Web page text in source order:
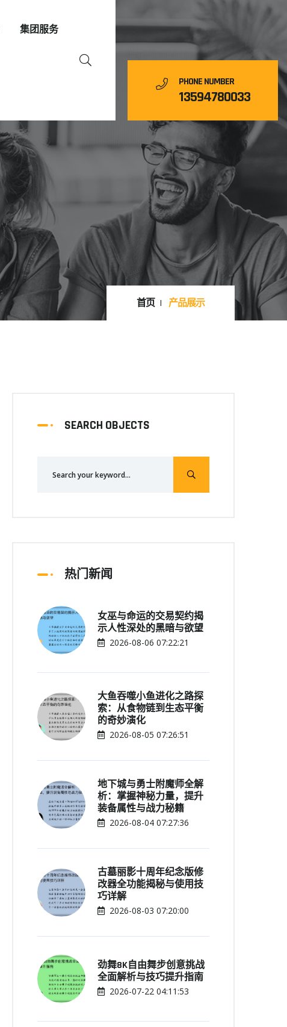
集团服务
PHONE NUMBER
13594780033
首页 产品展示
SEARCH OBJECTS
热门新闻
女巫与命运的交易契约揭
示人性深处的黑暗与欲望
2026-08-06 07:22:21
大鱼吞噬小鱼进化之路探
索：从食物链到生态平衡
的奇妙演化
2026-08-05 07:26:51
地下城与勇士附魔师全解
析：掌握神秘力量，提升
装备属性与战力秘籍
2026-08-04 07:27:36
古墓丽影十周年纪念版修
改器全功能揭秘与使用技
巧详解
2026-08-03 07:20:00
劲舞8K自由舞步创意挑战
全面解析与技巧提升指南
2026-07-22 04:11:53